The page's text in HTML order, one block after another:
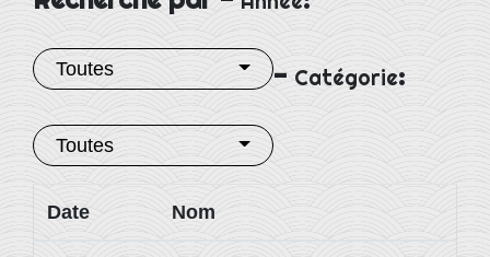
Toutes - Catégorie:
Toutes
Date Nom